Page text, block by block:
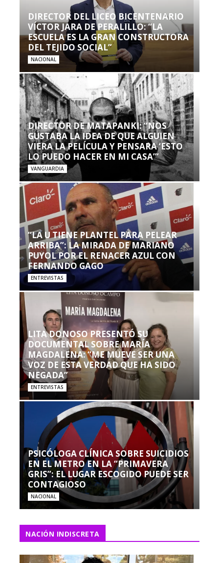
DIRECTOR DEL LICEO BICENTENARIO
VÍCTOR JARA DE PERALILLO: “LA
ESCUELA ES LA GRAN CONSTRUCTORA
DEL TEJIDO SOCIAL”
NACIONAL
DIRECTOR DE MATAPANKI: “NOS
GUSTABA LA IDEA DE QUE ALGUIEN
VIERA LA PELÍCULA Y PENSARA ‘ESTO
LO PUEDO HACER EN MI CASA’”
VANGUARDIA
“LA U TIENE PLANTEL PARA PELEAR
ARRIBA”: LA MIRADA DE MARIANO
PUYOL POR EL RENACER AZUL CON
FERNANDO GAGO
ENTREVISTAS
LITA DONOSO PRESENTÓ SU
DOCUMENTAL SOBRE MARÍA
MAGDALENA: “ME MUEVE SER UNA
VOZ DE ESTA VERDAD QUE HA SIDO
NEGADA”
ENTREVISTAS
PSICÓLOGA CLÍNICA SOBRE SUICIDIOS
EN EL METRO EN LA “PRIMAVERA
GRIS”: EL LUGAR ESCOGIDO PUEDE SER
CONTAGIOSO
NACIONAL
NACIÓN INDISCRETA